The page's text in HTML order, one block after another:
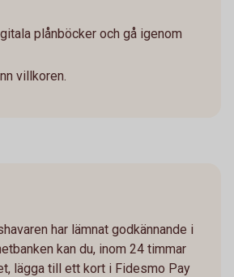
plånböcker och gå igenom
villkoren.
har lämnat godkännande i
kan du, inom 24 timmar
lägga till ett kort i Fidesmo Pay